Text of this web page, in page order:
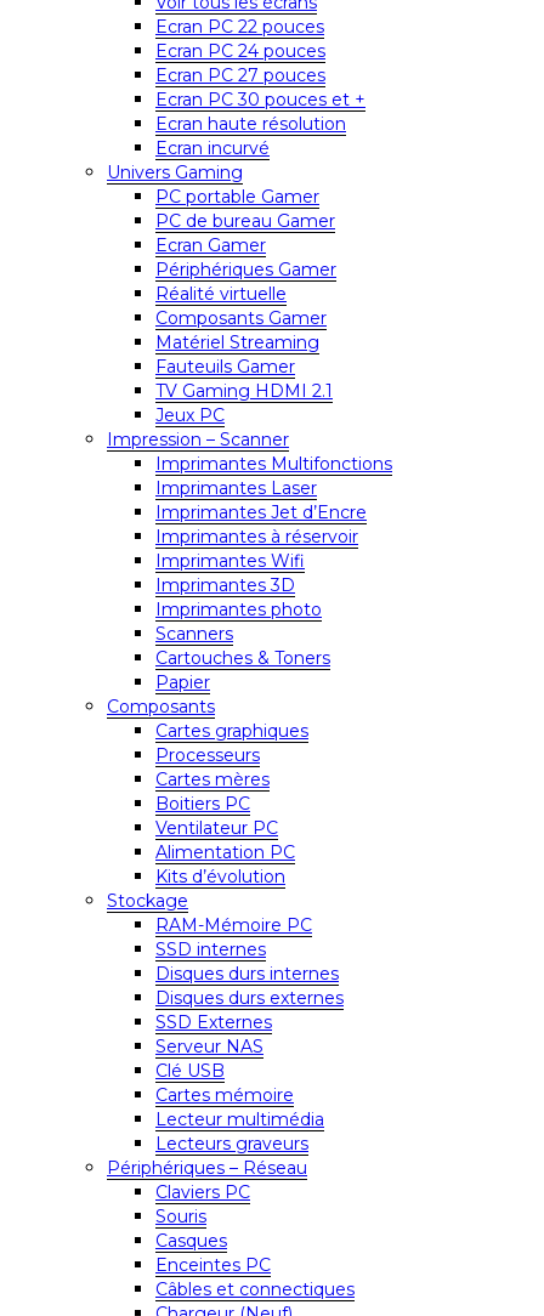
Ecran PC 22 pouces
Ecran PC 24 pouces
Ecran PC 27 pouces
Ecran PC 30 pouces et +
Ecran haute résolution
Ecran incurvé
Univers Gaming
PC portable Gamer
PC de bureau Gamer
Ecran Gamer
Périphériques Gamer
Réalité virtuelle
Composants Gamer
Matériel Streaming
Fauteuils Gamer
TV Gaming HDMI 2.1
Jeux PC
Impression – Scanner
Imprimantes Multifonctions
Imprimantes Laser
Imprimantes Jet d’Encre
Imprimantes à réservoir
Imprimantes Wifi
Imprimantes 3D
Imprimantes photo
Scanners
Cartouches & Toners
Papier
Composants
Cartes graphiques
Processeurs
Cartes mères
Boitiers PC
Ventilateur PC
Alimentation PC
Kits d’évolution
Stockage
RAM-Mémoire PC
SSD internes
Disques durs internes
Disques durs externes
SSD Externes
Serveur NAS
Clé USB
Cartes mémoire
Lecteur multimédia
Lecteurs graveurs
Périphériques – Réseau
Claviers PC
Souris
Casques
Enceintes PC
Câbles et connectiques